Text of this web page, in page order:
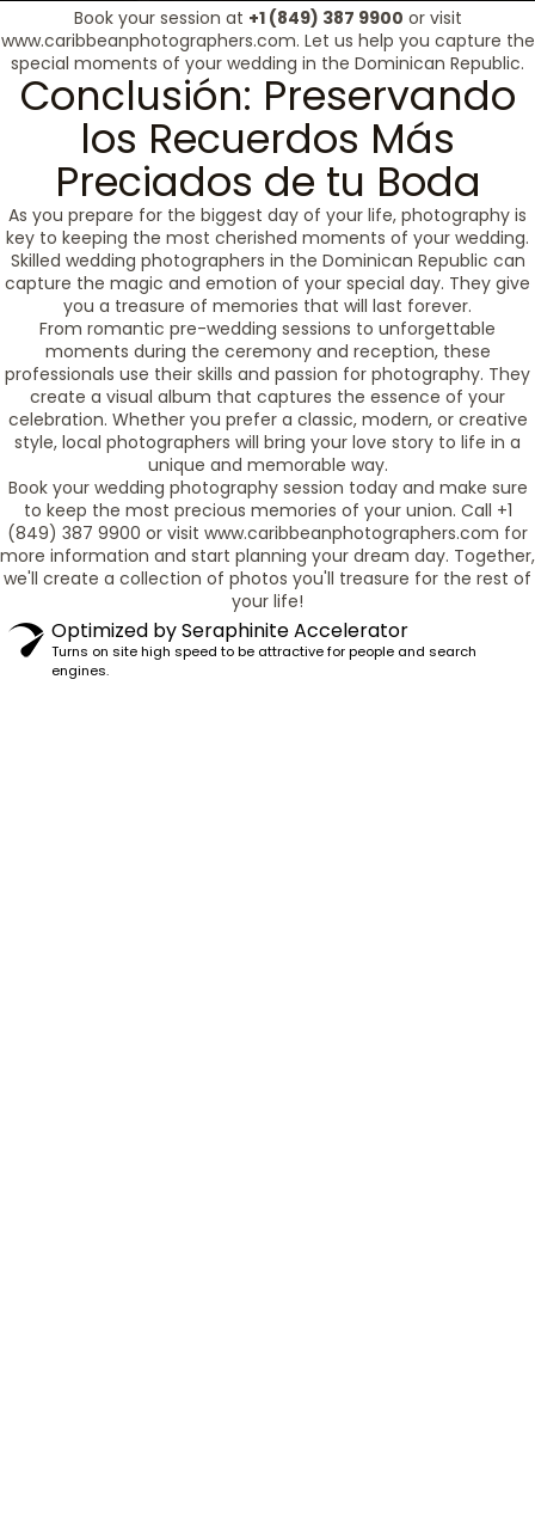
Book your session at +1 (849) 387 9900 or visit
www.caribbeanphotographers.com. Let us help you capture the
special moments of your wedding in the Dominican Republic.
Conclusión: Preservando
los Recuerdos Más
Preciados de tu Boda
As you prepare for the biggest day of your life, photography is
key to keeping the most cherished moments of your wedding.
Skilled wedding photographers in the Dominican Republic can
capture the magic and emotion of your special day. They give
you a treasure of memories that will last forever.
From romantic pre-wedding sessions to unforgettable
moments during the ceremony and reception, these
professionals use their skills and passion for photography. They
create a visual album that captures the essence of your
celebration. Whether you prefer a classic, modern, or creative
style, local photographers will bring your love story to life in a
unique and memorable way.
Book your wedding photography session today and make sure
to keep the most precious memories of your union. Call +1
(849) 387 9900 or visit www.caribbeanphotographers.com for
more information and start planning your dream day. Together,
we'll create a collection of photos you'll treasure for the rest of
your life!
Optimized by Seraphinite Accelerator
Turns on site high speed to be attractive for people and search
engines.